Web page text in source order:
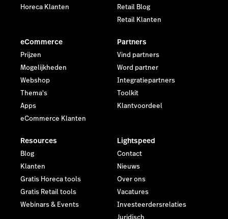
Horeca Klanten
Retail Blog
Retail Klanten
eCommerce
Prijzen
Mogelijkheden
Webshop
Thema's
Apps
eCommerce Klanten
Partners
Vind partners
Word partner
Integratiepartners
Toolkit
Klantvoordeel
Resources
Blog
Klanten
Gratis Horeca tools
Gratis Retail tools
Webinars & Events
Lightspeed
Contact
Nieuws
Over ons
Vacatures
Investeerdersrelaties